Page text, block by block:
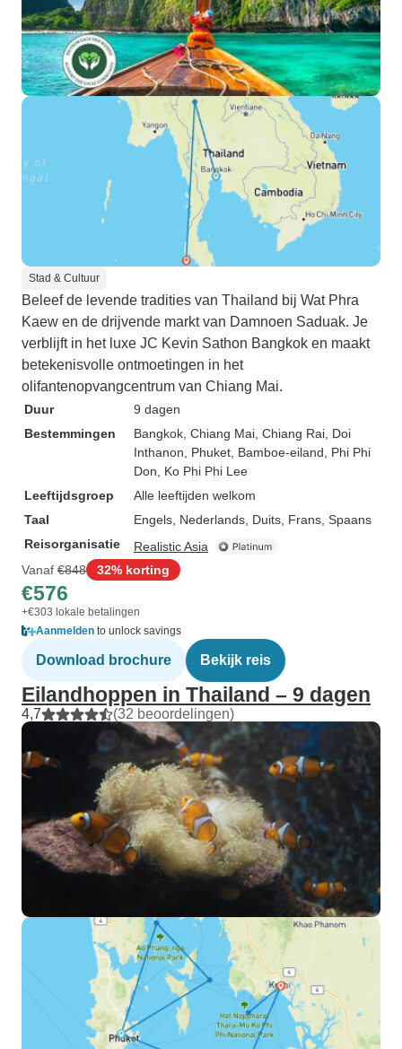
Stad & Cultuur
Beleef de levende tradities van Thailand bij Wat Phra
Kaew en de drijvende markt van Damnoen Saduak. Je
verblijft in het luxe JC Kevin Sathon Bangkok en maakt
betekenisvolle ontmoetingen in het
olifantenopvangcentrum van Chiang Mai.
Duur
9 dagen
Bestemmingen
Bangkok , Chiang Mai , Chiang Rai , Doi
Inthanon , Phuket , Bamboe-eiland , Phi Phi
Don , Ko Phi Phi Lee
Leeftijdsgroep
Alle leeftijden welkom
Taal
Engels, Nederlands, Duits, Frans, Spaans
Reisorganisatie
Realistic Asia
Vanaf €848 32% korting
€576
+€303 lokale betalingen
Aanmelden to unlock savings
Download brochure Bekijk reis
Eilandhoppen in Thailand – 9 dagen
4,7 (32 beoordelingen)